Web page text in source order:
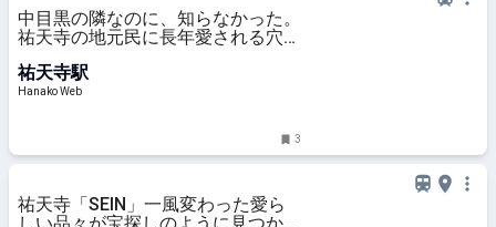
中目黒の隣なのに、知らなかった。
祐天寺の地元民に長年愛される穴場
祐天寺駅
Hanako Web
3
祐天寺「SEIN」一風変わった愛ら